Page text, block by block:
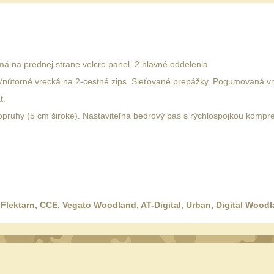
na prednej strane velcro panel, 2 hlavné oddelenia.
vrecká na 2-cestné zips. Sieťované prepážky. Pogumovaná
(5 cm široké). Nastaviteľná bedrový pás s rýchlospojkou
CCE, Vegato Woodland, AT-Digital, Urban, Digital